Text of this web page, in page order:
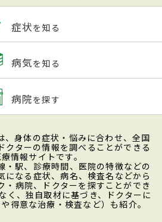
症状を知る
病気を知る
病院を探す
、身体の症状・悩みに合わせ、全国
クターの情報を調べることができる
情報サイトです。
・駅、診療時間、医院の特徴などの
になる症状、病名、検査名などから
・病院、ドクターを探すことができ
く、独自取材に基づき、ドクターに
得意な治療・検査など）も紹介。